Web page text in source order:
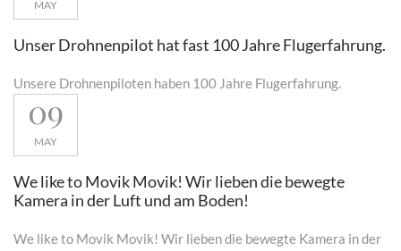
MAY
Unser Drohnenpilot hat fast 100 Jahre Flugerfahrung.
Unsere Drohnenpiloten haben 100 Jahre Flugerfahrung.
09
MAY
We like to Movik Movik! Wir lieben die bewegte
Kamera in der Luft und am Boden!
We like to Movik Movik! Wir lieben die bewegte Kamera in der